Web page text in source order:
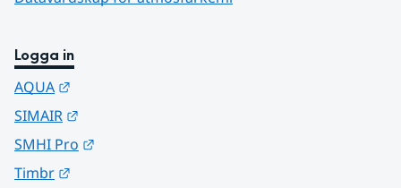
Logga in
AQUA
SIMAIR
SMHI Pro
Timbr